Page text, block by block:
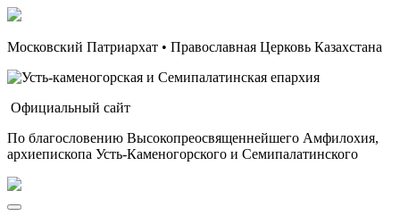
Московский Патриархат • Православная Церковь Казахстана
Официальный сайт
По благословению Высокопреосвященнейшего Амфилохия,
архиепископа Усть-Каменогорского и Семипалатинского